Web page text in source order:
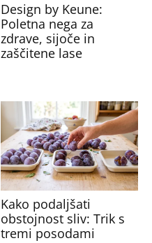
Design by Keune:
Poletna nega za
zdrave, sijoče in
zaščitene lase
Kako podaljšati
obstojnost sliv: Trik s
tremi posodami